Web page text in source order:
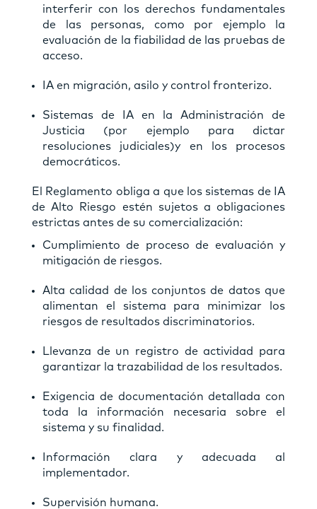
interferir con los derechos fundamentales
de las personas, como por ejemplo la
evaluación de la fiabilidad de las pruebas de
acceso.
IA en migración, asilo y control fronterizo.
Sistemas de IA en la Administración de
Justicia (por ejemplo para dictar
resoluciones judiciales)y en los procesos
democráticos.
El Reglamento obliga a que los sistemas de IA
de Alto Riesgo estén sujetos a obligaciones
estrictas antes de su comercialización:
Cumplimiento de proceso de evaluación y
mitigación de riesgos.
Alta calidad de los conjuntos de datos que
alimentan el sistema para minimizar los
riesgos de resultados discriminatorios.
Llevanza de un registro de actividad para
garantizar la trazabilidad de los resultados.
Exigencia de documentación detallada con
toda la información necesaria sobre el
sistema y su finalidad.
Información clara y adecuada al
implementador.
Supervisión humana.